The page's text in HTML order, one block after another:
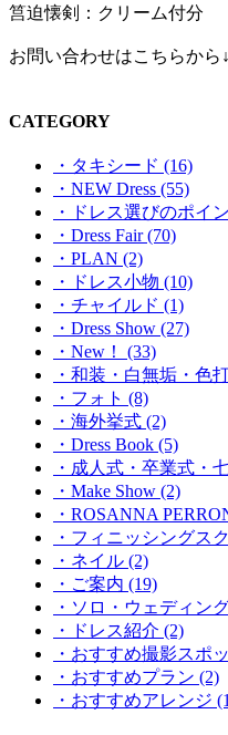
筥迫懐剣：クリーム付分
お問い合わせはこちらから↓
CATEGORY
・タキシード (16)
・NEW Dress (55)
・ドレス選びのポイ
・Dress Fair (70)
・PLAN (2)
・ドレス小物 (10)
・チャイルド (1)
・Dress Show (27)
・New！ (33)
・和装・白無垢・色
・フォト (8)
・海外挙式 (2)
・Dress Book (5)
・成人式・卒業式・
・Make Show (2)
・ROSANNA
・フィニッシングス
・ネイル (2)
・ご案内 (19)
・ソロ・ウェディン
・ドレス紹介 (2)
・おすすめ撮影スポ
・おすすめプラン (2)
・おすすめアレンジ